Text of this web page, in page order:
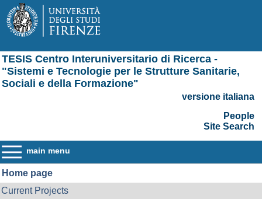
TESIS Centro Interuniversitario di Ricerca -
"Sistemi e Tecnologie per le Strutture Sanitarie,
Sociali e della Formazione"
versione italiana
People
Site Search
main menu
Home page
Current Projects